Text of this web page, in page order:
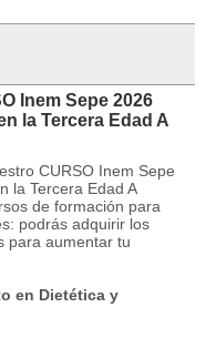
Inem Sepe 2026
la Tercera Edad A
CURSO Inem Sepe
la Tercera Edad A
de formación para
podrás adquirir los
para aumentar tu
en Dietética y